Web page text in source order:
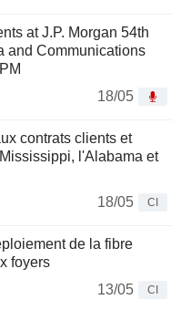
at J.P. Morgan 54th
and Communications
18/05
contrats clients et
l'Alabama et
18/05
CI
de la fibre
foyers
13/05
CI